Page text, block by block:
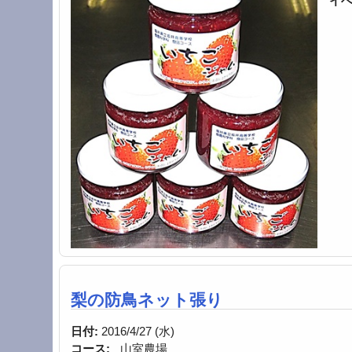
梨の防鳥ネット張り
日付: 2016/4/27 (水)
コース:
山室農場